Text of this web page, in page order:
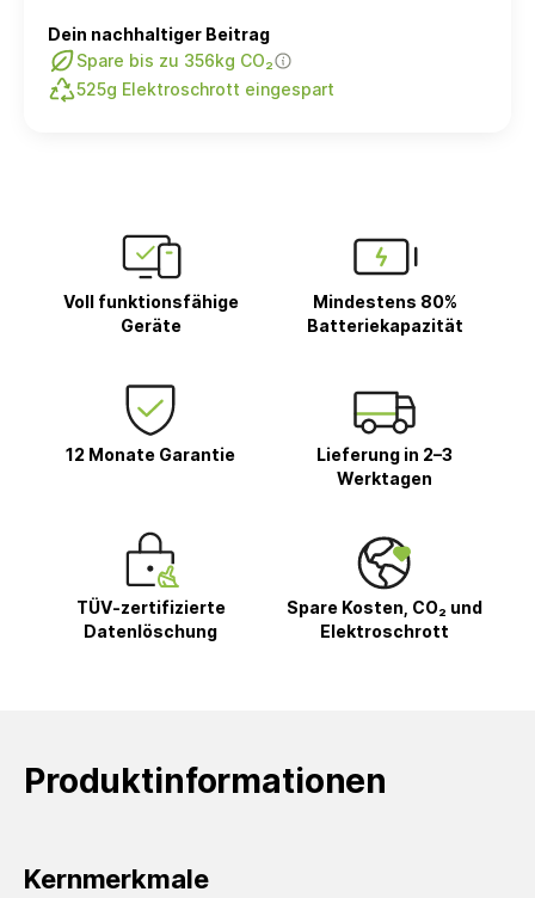
Dein nachhaltiger Beitrag
Spare bis zu 356kg CO₂
525g Elektroschrott eingespart
Voll funktionsfähige
Geräte
Mindestens 80%
Batteriekapazität
12 Monate Garantie
Lieferung in 2–3
Werktagen
TÜV-zertifizierte
Datenlöschung
Spare Kosten, CO₂ und
Elektroschrott
Produktinformationen
Kernmerkmale